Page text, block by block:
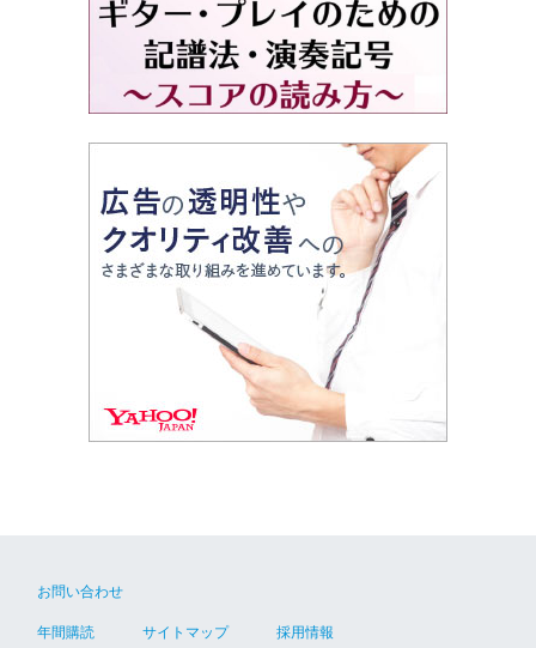
お問い合わせ
年間購読 サイトマップ 採用情報